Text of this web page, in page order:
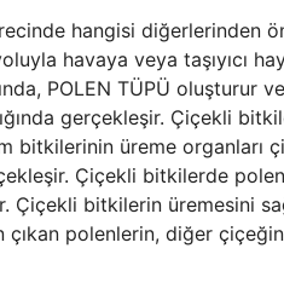
hangisi diğerlerinden
havaya veya taşıyıcı
POLEN TÜPÜ oluşturur
gerçekleşir. Çiçekli
bitkilerinin üreme organları
Çiçekli bitkilerde
Çiçekli bitkilerin üremesini
polenlerin, diğer çiçeğin